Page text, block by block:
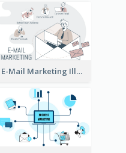
E-Mail Marketing Illustration